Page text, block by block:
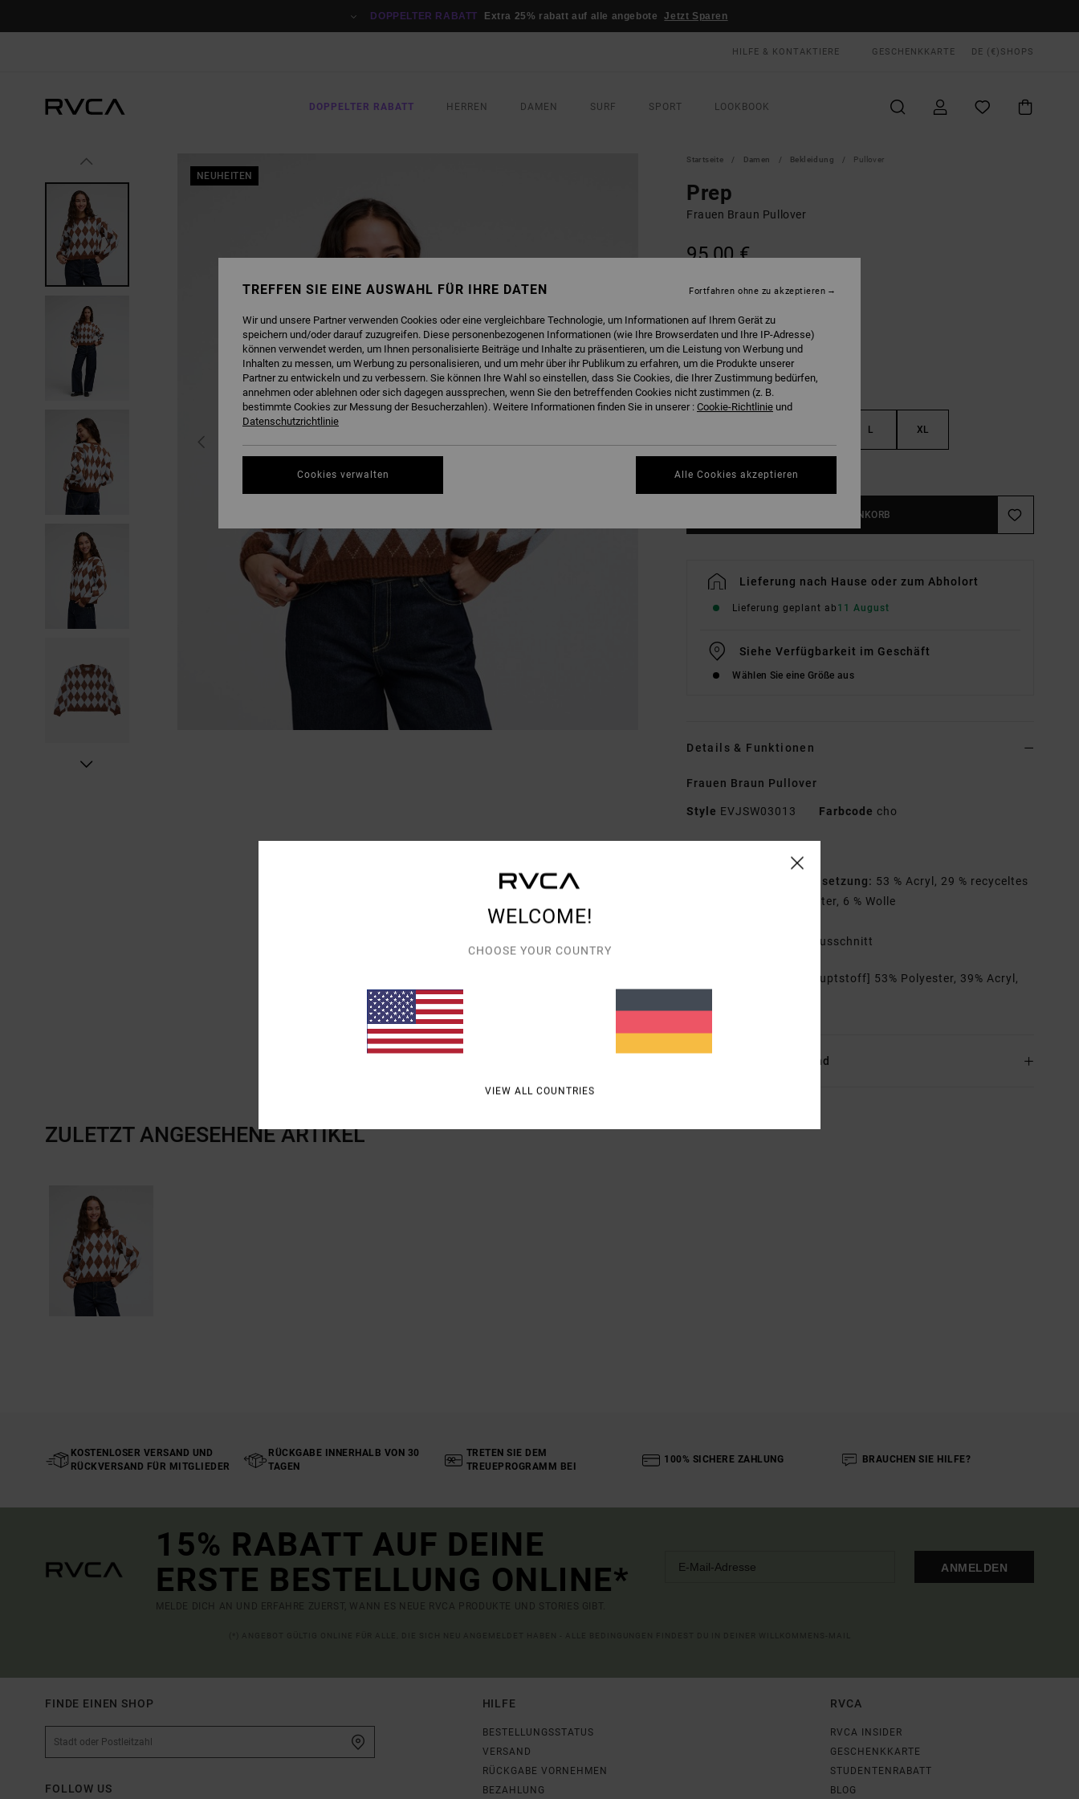
DOPPELTER RABATT Extra 25% rabatt auf alle angebote Jetzt Sparen
HILFE & KONTAKTIERE GESCHENKKARTE DE (€) SHOPS
DOPPELTER RABATT HERREN DAMEN SURF SPORT LOOKBOOK
NEUHEITEN
Startseite Damen Bekleidung Pullover
Prep
Frauen Braun Pullover
95,00 €
L XL
Größentabelle Ansehen
IN DEN WARENKORB
Lieferung nach Hause oder zum Abholort
Lieferung geplant ab 11 August
Siehe Verfügbarkeit im Geschäft
Wählen Sie eine Größe aus
Details & Funktionen
Frauen Braun Pullover
Style EVJSW03013 Farbcode cho
Materialzusammensetzung: 53 % Acryl, 29 % recyceltes
Polyester, 11 % Polyester, 6 % Wolle
Rundhalsausschnitt
[Hauptstoff] 53% Polyester, 39% Acryl,
Versand & Rückversand
ZULETZT ANGESEHENE ARTIKEL
KOSTENLOSER VERSAND UND
RÜCKVERSAND FÜR MITGLIEDER
RÜCKGABE INNERHALB VON 30
TAGEN
TRETEN SIE DEM
TREUEPROGRAMM BEI
100% SICHERE ZAHLUNG BRAUCHEN SIE HILFE?
15% RABATT AUF DEINE
ERSTE BESTELLUNG ONLINE*
MELDE DICH AN UND ERFAHRE ZUERST, WANN ES NEUE RVCA PRODUKTE UND STORIES GIBT.
ANMELDEN
FINDE EINEN SHOP
FOLLOW US
HILFE
BESTELLUNGSSTATUS
VERSAND
RÜCKGABE VORNEHMEN
BEZAHLUNG
RVCA
RVCA INSIDER
GESCHENKKARTE
STUDENTENRABATT
BLOG
WELCOME!
CHOOSE YOUR COUNTRY
VIEW ALL COUNTRIES
TREFFEN SIE EINE AUSWAHL FÜR IHRE DATEN
Wir und unsere Partner verwenden Cookies oder eine vergleichbare Technologie, um Informationen auf Ihrem Gerät zu
speichern und/oder darauf zuzugreifen. Diese personenbezogenen Informationen (wie Ihre Browserdaten und Ihre IP-Adresse)
können verwendet werden, um Ihnen personalisierte Beiträge und Inhalte zu präsentieren, um die Leistung von Werbung und
Inhalten zu messen, um Werbung zu personalisieren, und um mehr über ihr Publikum zu erfahren, um die Produkte unserer
Partner zu entwickeln und zu verbessern. Sie können Ihre Wahl so einstellen, dass Sie Cookies, die Ihrer Zustimmung bedürfen,
annehmen oder ablehnen oder sich dagegen aussprechen, wenn Sie den betreffenden Cookies nicht zustimmen (z. B.
bestimmte Cookies zur Messung der Besucherzahlen). Weitere Informationen finden Sie in unserer : Cookie-Richtlinie und
Datenschutzrichtlinie
Cookies verwalten
Fortfahren ohne zu akzeptieren
Alle Cookies akzeptieren